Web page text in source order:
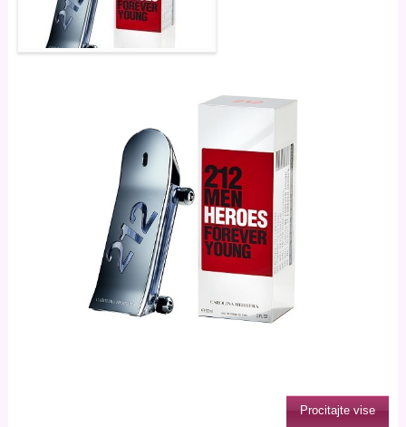
Procitajte vise